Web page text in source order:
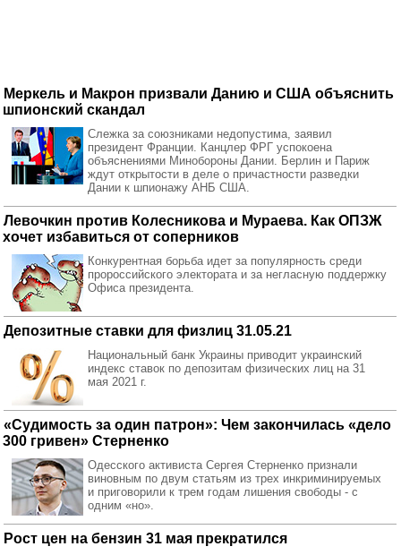
Меркель и Макрон призвали Данию и США объяснить
шпионский скандал
Слежка за союзниками недопустима, заявил
президент Франции. Канцлер ФРГ успокоена
объяснениями Минобороны Дании. Берлин и Париж
ждут открытости в деле о причастности разведки
Дании к шпионажу АНБ США.
Левочкин против Колесникова и Мураева. Как ОПЗЖ
хочет избавиться от соперников
Конкурентная борьба идет за популярность среди
пророссийского электората и за негласную поддержку
Офиса президента.
Депозитные ставки для физлиц 31.05.21
Национальный банк Украины приводит украинский
индекс ставок по депозитам физических лиц на 31
мая 2021 г.
«Судимость за один патрон»: Чем закончилась «дело
300 гривен» Стерненко
Одесского активиста Сергея Стерненко признали
виновным по двум статьям из трех инкриминируемых
и приговорили к трем годам лишения свободы - с
одним «но».
Рост цен на бензин 31 мая прекратился